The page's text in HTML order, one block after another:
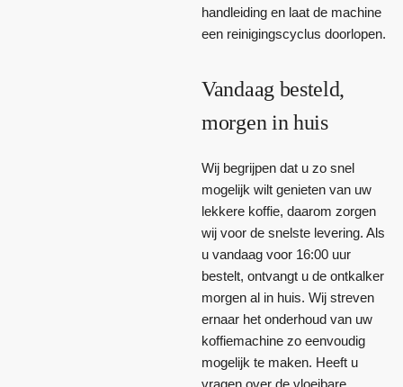
handleiding en laat de machine
een reinigingscyclus doorlopen.
Vandaag besteld,
morgen in huis
Wij begrijpen dat u zo snel
mogelijk wilt genieten van uw
lekkere koffie, daarom zorgen
wij voor de snelste levering. Als
u vandaag voor 16:00 uur
bestelt, ontvangt u de ontkalker
morgen al in huis. Wij streven
ernaar het onderhoud van uw
koffiemachine zo eenvoudig
mogelijk te maken. Heeft u
vragen over de vloeibare